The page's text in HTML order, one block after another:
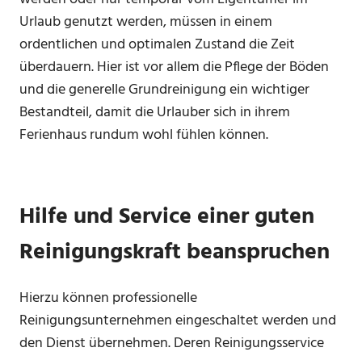
Urlaub genutzt werden, müssen in einem
ordentlichen und optimalen Zustand die Zeit
überdauern. Hier ist vor allem die Pflege der Böden
und die generelle Grundreinigung ein wichtiger
Bestandteil, damit die Urlauber sich in ihrem
Ferienhaus rundum wohl fühlen können.
Hilfe und Service einer guten
Reinigungskraft beanspruchen
Hierzu können professionelle
Reinigungsunternehmen eingeschaltet werden und
den Dienst übernehmen. Deren Reinigungsservice